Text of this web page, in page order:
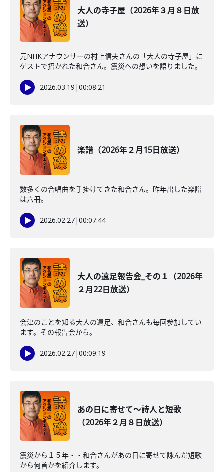
大人の寺子屋（2026年３月８日放
送）
元NHKアナウンサーの村上信夫さんの「大人の寺子屋」に
ゲストで招かれた和合さん。震災への想いを語りました。
2026.03.19 |00:08:21
楽譜（2026年２月15日放送）
数多くの合唱曲を手掛けてきた和合さん。昨年出した楽譜
は六冊。
2026.02.27|00:07:44
大人の遠足報告会_その１（2026年
２月22日放送）
会津のことを知る大人の遠足、和合さんも毎回参加してい
ます。その報告会から。
2026.02.27|00:09:19
あの日に寄せて～詩人と短歌
（2026年２月８日放送）
震災から１５年・・和合さんがあの日に寄せて詠んだ短歌
から何首かを紹介します。